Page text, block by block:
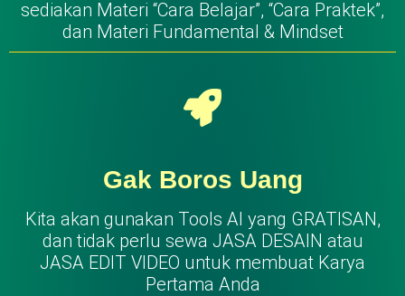
sediakan Materi “Cara Belajar”, “Cara Praktek”,
dan Materi Fundamental & Mindset
Gak Boros Uang
Kita akan gunakan Tools AI yang GRATISAN,
dan tidak perlu sewa JASA DESAIN atau
JASA EDIT VIDEO untuk membuat Karya
Pertama Anda